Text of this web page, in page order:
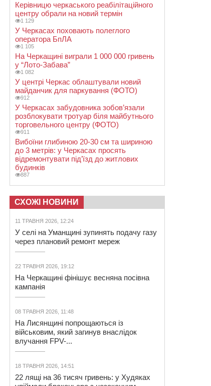
Керівницю черкаського реабілітаційного
центру обрали на новий термін
1 129
У Черкасах поховають полеглого
оператора БпЛА
1 105
На Черкащині виграли 1 000 000 гривень
у “Лото-Забава”
1 082
У центрі Черкас облаштували новий
майданчик для паркування (ФОТО)
912
У Черкасах забудовника зобов’язали
розблокувати тротуар біля майбутнього
торговельного центру (ФОТО)
911
Вибоїни глибиною 20-30 см та шириною
до 3 метрів: у Черкасах просять
відремонтувати під’їзд до житлових
будинків
887
СХОЖІ НОВИНИ
11 ТРАВНЯ 2026, 12:24
У селі на Уманщині зупинять подачу газу
через плановий ремонт мереж
22 ТРАВНЯ 2026, 19:12
На Черкащині фінішує весняна посівна
кампанія
08 ТРАВНЯ 2026, 11:48
На Лисянщині попрощаються із
військовим, який загинув внаслідок
влучання FPV-...
18 ТРАВНЯ 2026, 14:51
22 лящі на 36 тисяч гривень: у Худяках